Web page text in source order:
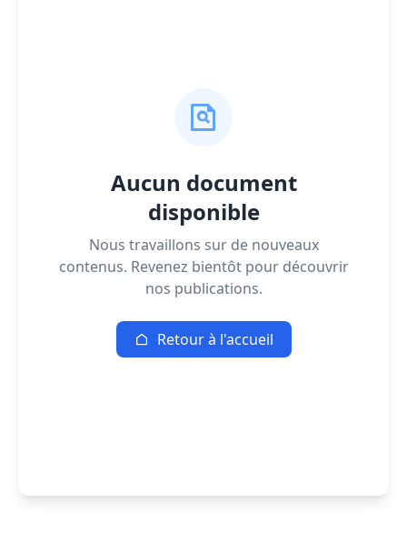
Aucun document
disponible
Nous travaillons sur de nouveaux
contenus. Revenez bientôt pour découvrir
nos publications.
Retour à l'accueil